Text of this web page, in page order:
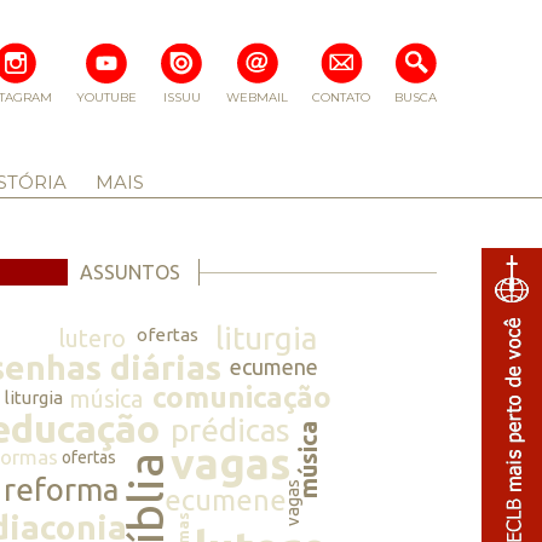
BUSCA
CONTATO
WEBMAIL
ISSUU
YOUTUBE
MAIS
ASSUNTOS
lutero ofertas liturgia
diárias ecumene
liturgia música comunicação
prédicasmúsica
ofertasbíbliavagas
reforma ecumenevagas